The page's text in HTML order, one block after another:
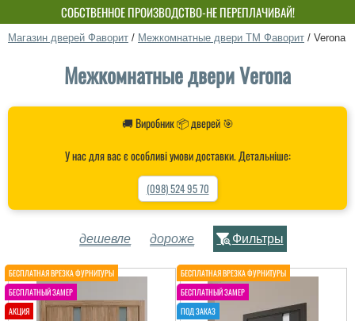
СОБСТВЕННОЕ ПРОИЗВОДСТВО-НЕ ПЕРЕПЛАЧИВАЙ!
Магазин дверей Фаворит / Межкомнатные двери ТМ Фаворит / Verona
Межкомнатные двери Verona
🚚 Виробник 📦 дверей 🎯
У нас для вас є особливі умови доставки. Детальніше:
(098) 524 95 70
дешевле дороже Фильтры